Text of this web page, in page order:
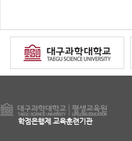
학점은행제 교육훈련기관